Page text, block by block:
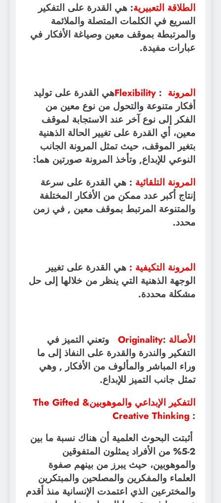
الطلاقة التعبيرية: هي القدرة على التفكير
السريع في الكلمات المتصلة والملائمة
والمرتبطة بموقف معين وصياغة الأفكار في
عبارات مفيدة.
المرونة Flexibility :
هي القدرة على توليد
أفكار متنوعة والتحول من نوع معين من
الفكر إلى نوع آخر عند الاستجابة لموقف
معين، أي القدرة على تغيير الحالة الذهنية
بتغير الموقف، حيث تمثل المرونة الجانب
النوعي للإبداع, وتأخذ المرونة صورتين هما:
المرونة التلقائية : هي القدرة على سرعة
إنتاج أكبر عدد ممكن من الأفكار المختلفة
والمتنوعة المرتبط بموقف معين , في زمن
محدد.
المرونة التكيفية : هي القدرة على تغيير
الوجهة الذهنية التي ينظر من خلالها إلى حل
مشكلة محددة.
Originality: الأصالة
وتعني التميز في
التفكير والندرة والقدرة على النفاذ إلى ما
وراء المباشر والمألوف من الأفكار , وهي
تمثل جانب التميز للإبداع.
التفكير الإبداعي والموهوبينThe Gifted &
Creative Thinking :
أثبتت البحوث العلمية أن هناك نسبة ما بين
2-5% من الأفراد يمثلون المتفوقين
والموهوبين، حيث يبرز من بينهم صفوة
العلماء والمفكرين والمصلحين والمبتكرين
والمخترعين الذي اعتمدت الإنسانية منذ أقدم